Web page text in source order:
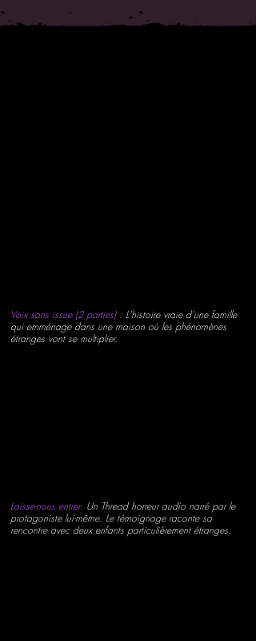
Voix sans issue (2 parties) : L'histoire vraie d'une famille
qui emménage dans une maison où les phénomènes
étranges vont se multiplier.
Laisse-nous entrer: Un Thread horreur audio narré par le
protagoniste lui-même. Le témoignage raconte sa
rencontre avec deux enfants particulièrement étranges.